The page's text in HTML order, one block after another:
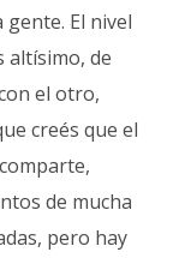
El nivel
altísimo, de
el otro,
creés que el
de mucha
pero hay